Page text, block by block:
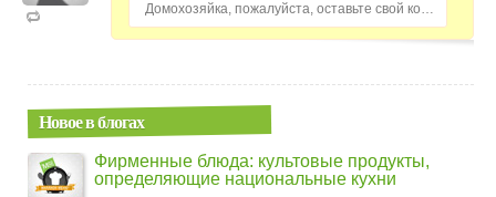
Домохозяйка, пожалуйста, оставьте свой комментарий...
Новое в блогах
Фирменные блюда: культовые продукты,
определяющие национальные кухни